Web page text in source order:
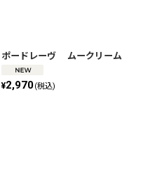
ポードレーヴ ムークリーム
¥2,970(税込)